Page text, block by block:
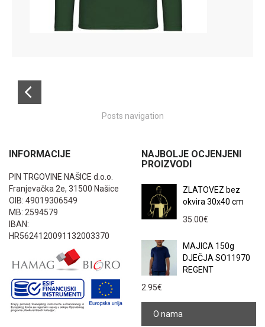
Posts navigation
INFORMACIJE
PIN TRGOVINE NAŠICE d.o.o.
Franjevačka 2e, 31500 Našice
OIB: 49019306549
MB: 2594579
IBAN:
HR5624120091132003370
NAJBOLJE OCJENJENI
PROIZVODI
ZLATOVEZ bez
okvira 30x40 cm
35.00€
MAJICA 150g
DJEČJA SO11970
REGENT
2.95€
O nama